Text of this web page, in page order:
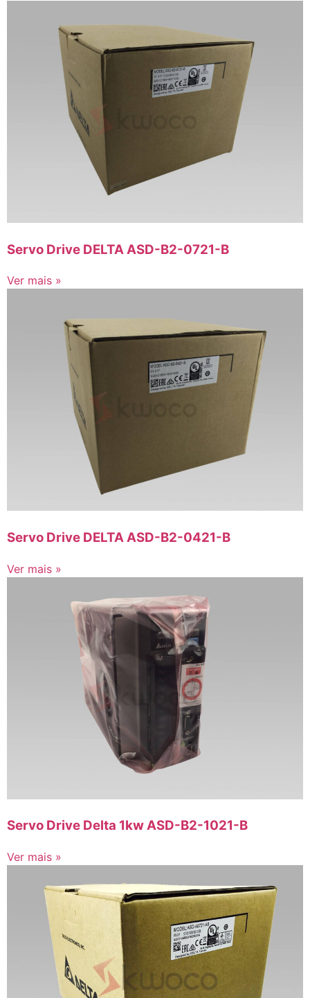
Servo Drive DELTA ASD-B2-0721-B
Ver mais »
Servo Drive DELTA ASD-B2-0421-B
Ver mais »
Servo Drive Delta 1kw ASD-B2-1021-B
Ver mais »